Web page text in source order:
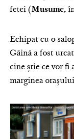
fetei (Musume,
Echipat cu o
Găină a fost
cine știe ce vor fi
marginea